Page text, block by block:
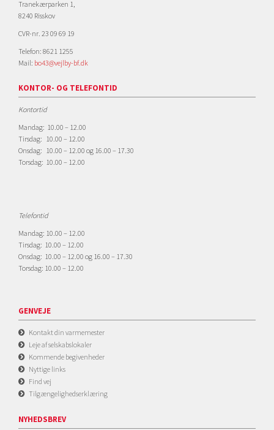
Tranekærparken 1,
8240 Risskov
CVR-nr. 23 09 69 19
Telefon: 8621 1255
Mail: bo43@vejlby-bf.dk
KONTOR- OG TELEFONTID
Kontortid
Mandag: 10.00 – 12.00
Tirsdag: 10.00 – 12.00
Onsdag: 10.00 – 12.00 og 16.00 – 17.30
Torsdag: 10.00 – 12.00
Telefontid
Mandag: 10.00 – 12.00
Tirsdag: 10.00 – 12.00
Onsdag: 10.00 – 12.00 og 16.00 – 17.30
Torsdag: 10.00 – 12.00
GENVEJE
Kontakt din varmemester
Leje af selskabslokaler
Kommende begivenheder
Nyttige links
Find vej
Tilgængelighedserklæring
NYHEDSBREV